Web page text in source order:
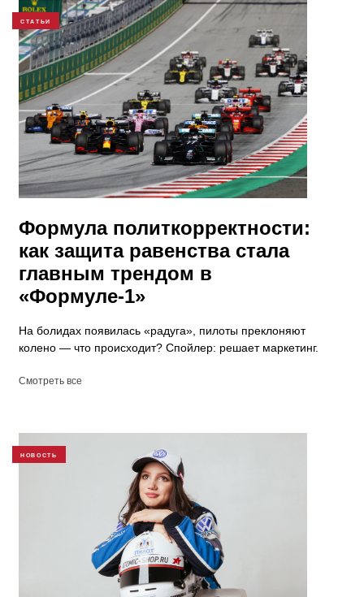
СТАТЬИ
​Формула политкорректности:
как защита равенства стала
главным трендом в
«Формуле-1»
На болидах появилась «радуга», пилоты преклоняют
колено — что происходит? Спойлер: решает маркетинг.
Смотреть все
НОВОСТЬ